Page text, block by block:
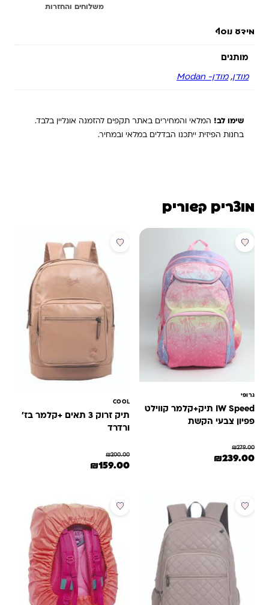
משלוחים והחזרות
מידע נוסף
מותגים
מודן,מודן- ‏Modan
שימו לב! המלאי והמחירים באתר תקפים להזמנה אונליין בלבד.
בחנות הפיזית ייתכנו הבדלים במלאי ובמחיר.
מוצרים קשורים
מבצע
גרופי
IW Speed תיק+קלמר קווילט
פפיון צבעי הקשת
₪279.00
המחיר המקורי היה: ₪279.00.
₪239.00
מבצע
COOL
תיק זרוק 3 תאים +קלמר בז'
ורדרד
₪200.00
המחיר המקורי היה: ₪200.00.
₪159.00
מבצע